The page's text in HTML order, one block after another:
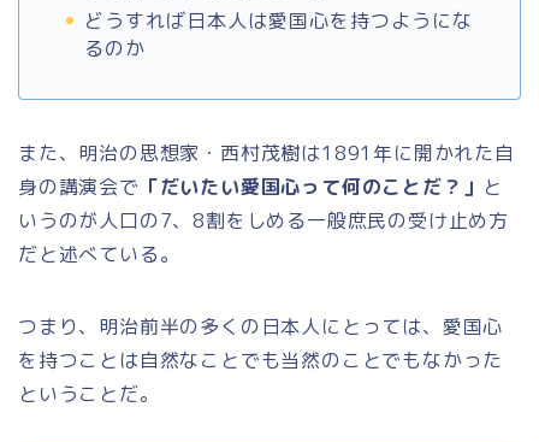
どうすれば日本人は愛国心を持つようにな
るのか
また、明治の思想家・西村茂樹は1891年に開かれた自
身の講演会で 「だいたい愛国心って何のことだ？」 と
いうのが人口の7、8割をしめる一般庶民の受け止め方
だと述べている。
つまり、明治前半の多くの日本人にとっては、愛国心
を持つことは自然なことでも当然のことでもなかった
ということだ。